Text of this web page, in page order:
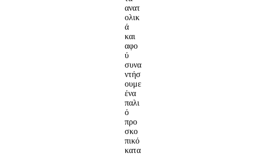
ανατ
ολικ
ά
και
αφο
ύ
συνα
ντήσ
ουμε
ένα
παλι
ό
προ
σκο
πικό
κατα